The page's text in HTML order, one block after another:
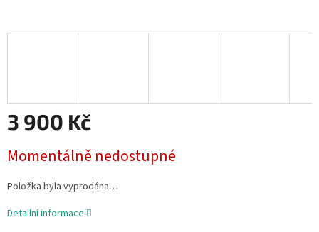
3 900 Kč
cena:
Momentálně nedostupné
Položka byla vyprodána…
Detailní informace